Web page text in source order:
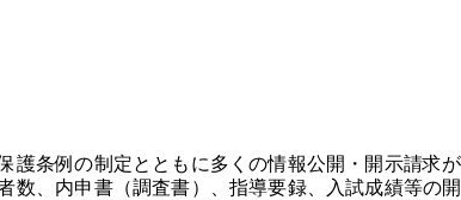
護条例の制定とともに多くの情報公開・開示請
数、内申書（調査書）、指導要録、入試成績等